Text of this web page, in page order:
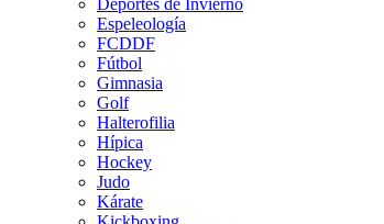
Deportes de Invierno
Espeleología
FCDDF
Fútbol
Gimnasia
Golf
Halterofilia
Hípica
Hockey
Judo
Kárate